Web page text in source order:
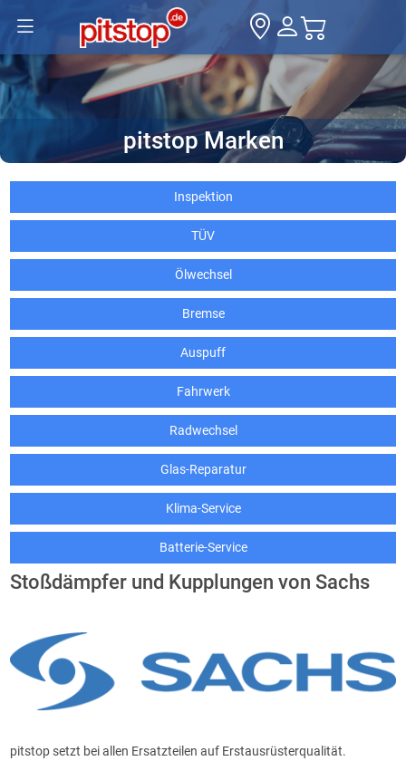
pitstop Marken
Inspektion
TÜV
Ölwechsel
Bremse
Auspuff
Fahrwerk
Radwechsel
Glas-Reparatur
Klima-Service
Batterie-Service
Stoßdämpfer und Kupplungen von Sachs
pitstop setzt bei allen Ersatzteilen auf Erstausrüsterqualität.